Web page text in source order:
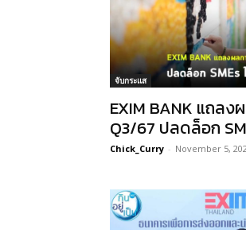
จับกระแส
EXIM BANK แถลง
Q3/67 ปลดล็อก
Chick_Curry - November 5,